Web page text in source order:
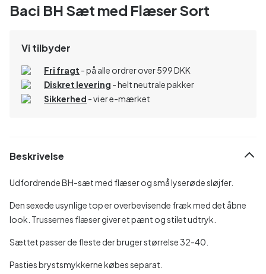
Baci BH Sæt med Flæser Sort
Vi tilbyder
Fri fragt - på alle ordrer over 599 DKK
Diskret levering - helt neutrale pakker
Sikkerhed - vi er e-mærket
Beskrivelse
Udfordrende BH-sæt med flæser og små lyserøde sløjfer.
Den sexede usynlige top er overbevisende fræk med det åbne
look. Trussernes flæser giver et pænt og stilet udtryk.
Sættet passer de fleste der bruger størrelse 32-40.
Pasties brystsmykkerne købes separat.